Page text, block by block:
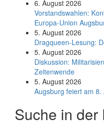
6. August 2026
Vorstandswahlen:
Europa-Union
5. August 2026
Dragqueen-Lesung:
5. August 2026
Diskussion:
Zeitenwende
5. August 2026
Augsburg feiert am
Suche in der